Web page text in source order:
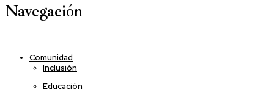
Navegación
Comunidad
Inclusión
Educación